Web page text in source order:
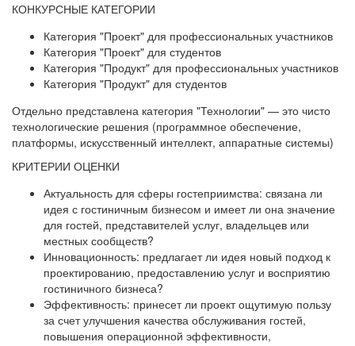
КОНКУРСНЫЕ КАТЕГОРИИ
Категория "Проект" для профессиональных участников
Категория "Проект" для студентов
Категория "Продукт" для профессиональных участников
Категория "Продукт" для студентов
Отдельно представлена категория "Технологии" — это чисто
технологические решения (программное обеспечение,
платформы, искусственный интеллект, аппаратные системы)
КРИТЕРИИ ОЦЕНКИ
Актуальность для сферы гостеприимства: связана ли
идея с гостиничным бизнесом и имеет ли она значение
для гостей, представителей услуг, владельцев или
местных сообществ?
Инновационность: предлагает ли идея новый подход к
проектированию, предоставлению услуг и восприятию
гостиничного бизнеса?
Эффективность: принесет ли проект ощутимую пользу
за счет улучшения качества обслуживания гостей,
повышения операционной эффективности,